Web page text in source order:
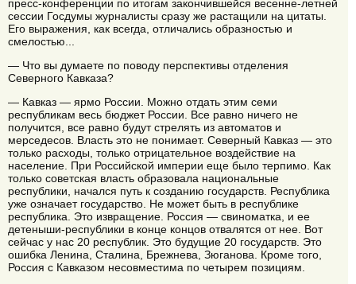
пресс-конференции по итогам закончившейся весенне-летней
сессии Госдумы журналисты сразу же растащили на цитаты.
Его выражения, как всегда, отличались образностью и
смелостью...
— Что вы думаете по поводу перспективы отделения
Северного Кавказа?
— Кавказ — ярмо России. Можно отдать этим семи
республикам весь бюджет России. Все равно ничего не
получится, все равно будут стрелять из автоматов и
мерседесов. Власть это не понимает. Северный Кавказ — это
только расходы, только отрицательное воздействие на
население. При Российской империи еще было терпимо. Как
только советская власть образовала национальные
республики, начался путь к созданию государств. Республика
уже означает государство. Не может быть в республике
республика. Это извращение. Россия — свиноматка, и ее
детеныши-республики в конце концов отвалятся от нее. Вот
сейчас у нас 20 республик. Это будущие 20 государств. Это
ошибка Ленина, Сталина, Брежнева, Зюганова. Кроме того,
Россия с Кавказом несовместима по четырем позициям.